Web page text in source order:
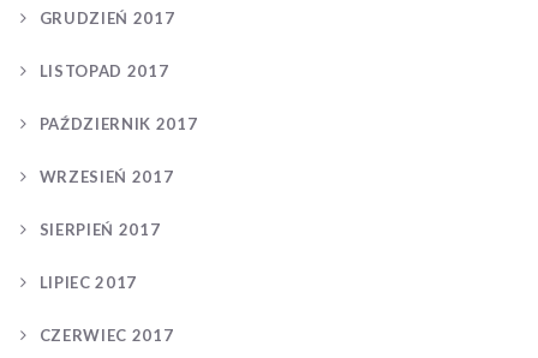
GRUDZIEŃ 2017
LISTOPAD 2017
PAŹDZIERNIK 2017
WRZESIEŃ 2017
SIERPIEŃ 2017
LIPIEC 2017
CZERWIEC 2017